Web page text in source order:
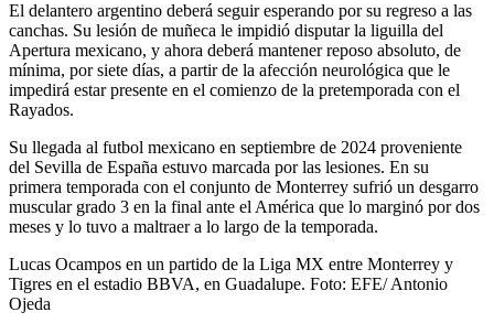
El delantero argentino deberá seguir esperando por su regreso a las
canchas. Su lesión de muñeca le impidió disputar la liguilla del
Apertura mexicano, y ahora deberá mantener reposo absoluto, de
mínima, por siete días, a partir de la afección neurológica que le
impedirá estar presente en el comienzo de la pretemporada con el
Rayados.
Su llegada al futbol mexicano en septiembre de 2024 proveniente
del Sevilla de España estuvo marcada por las lesiones. En su
primera temporada con el conjunto de Monterrey sufrió un desgarro
muscular grado 3 en la final ante el América que lo marginó por dos
meses y lo tuvo a maltraer a lo largo de la temporada.
Lucas Ocampos en un partido de la Liga MX entre Monterrey y
Tigres en el estadio BBVA, en Guadalupe. Foto: EFE/ Antonio
Ojeda